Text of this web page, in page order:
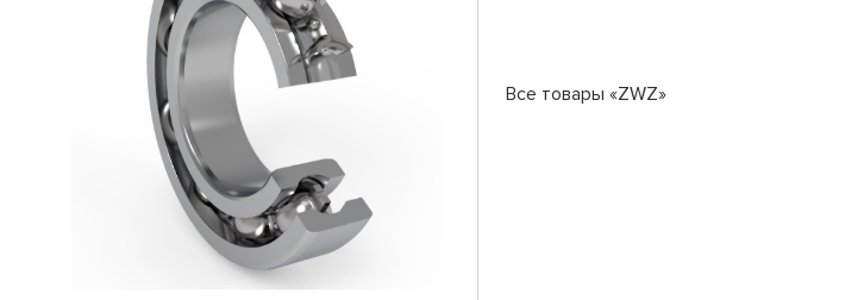
Все товары «ZWZ»